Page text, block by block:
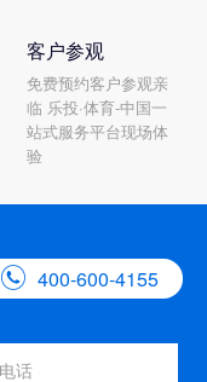
客户参观
免费预约客户参观亲
临 乐投·体育-中国一
站式服务平台现场体
验
 400-600-4155